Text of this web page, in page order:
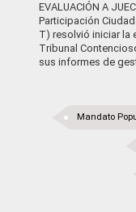
EVALUACIÓN A
Participación
T) resolvió iniciar la
Tribunal
sus informes de
Mandato